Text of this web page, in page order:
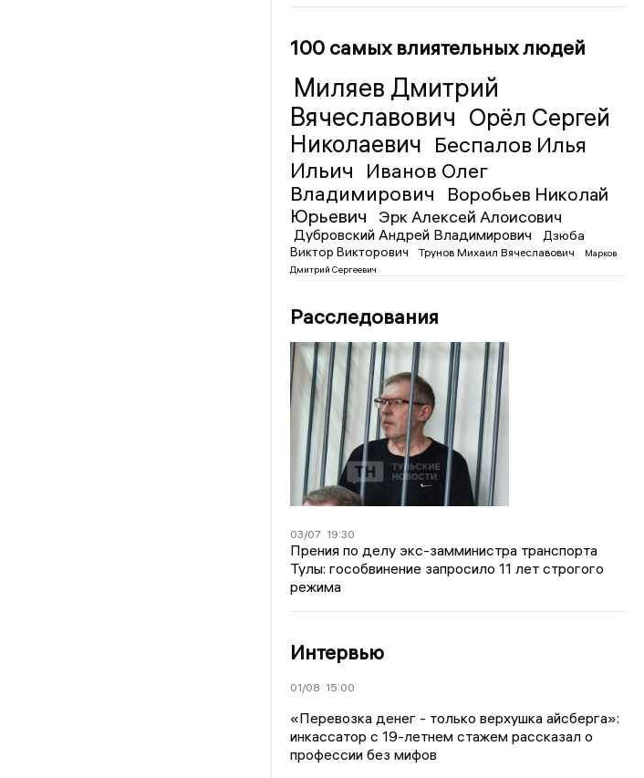
100 самых влиятельных людей
Миляев Дмитрий
Вячеславович Орёл Сергей
Николаевич Беспалов Илья
Ильич
Иванов Олег
Владимирович
Воробьев Николай
Юрьевич
Эрк Алексей Алоисович
Дубровский Андрей Владимирович
Дзюба
Виктор Викторович
Трунов Михаил Вячеславович
Марков
Дмитрий Сергеевич
Расследования
03/07 19:30
Прения по делу экс-замминистра транспорта
Тулы: гособвинение запросило 11 лет строгого
режима
Интервью
01/08 15:00
«Перевозка денег - только верхушка айсберга»:
инкассатор с 19-летнем стажем рассказал о
профессии без мифов